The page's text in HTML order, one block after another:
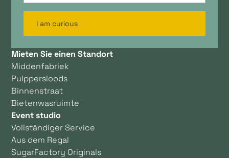
I am curious
Mieten Sie einen Standort
Middenfabriek
Pulppersloods
Binnenstraat
Bietenwasruimte
Event studio
Vollständiger Service
Aus dem Regal
SugarFactory Originals